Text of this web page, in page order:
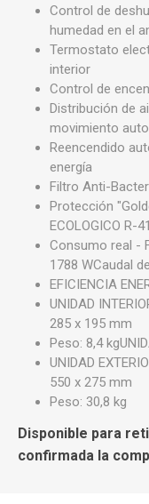
Control de
humedad en el
Termostato
interior
Control de
Distribución de
movimiento
Reencendido
energía
Filtro Anti-
Protección
ECOLOGICO R-
Consumo real -
1788 WCaudal
EFICIENCIA
UNIDAD
285 x 195 mm
Peso: 8,4
UNIDAD
550 x 275 mm
Peso: 30,8 kg
Disponible para
confirmada la